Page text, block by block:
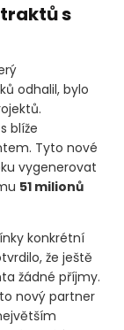
s
odhalil, bylo
blíže
Tyto nové
vygenerovat
51 milionů
konkrétní
že ještě
žádné příjmy.
nový partner